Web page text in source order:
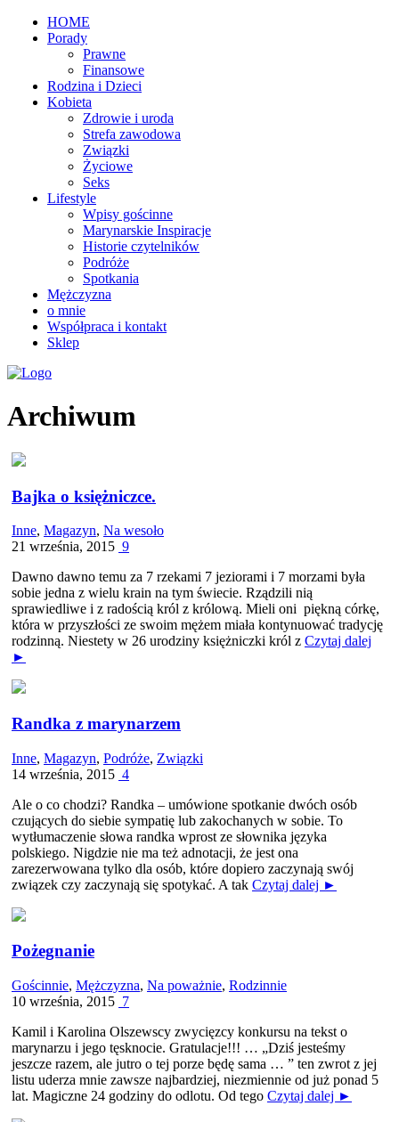
HOME
Porady
Prawne
Finansowe
Rodzina i Dzieci
Kobieta
Zdrowie i uroda
Strefa zawodowa
Związki
Życiowe
Seks
Lifestyle
Wpisy gościnne
Marynarskie Inspiracje
Historie czytelników
Podróże
Spotkania
Mężczyzna
o mnie
Współpraca i kontakt
Sklep
Archiwum
Bajka o księżniczce.
Inne, Magazyn, Na wesoło
21 września, 2015 9
Dawno dawno temu za 7 rzekami 7 jeziorami i 7 morzami była
sobie jedna z wielu krain na tym świecie. Rządzili nią
sprawiedliwe i z radością król z królową. Mieli oni piękną córkę,
która w przyszłości ze swoim mężem miała kontynuować tradycję
rodzinną. Niestety w 26 urodziny księżniczki król z Czytaj dalej
►
Randka z marynarzem
Inne, Magazyn, Podróże, Związki
14 września, 2015 4
Ale o co chodzi? Randka – umówione spotkanie dwóch osób
czujących do siebie sympatię lub zakochanych w sobie. To
wytłumaczenie słowa randka wprost ze słownika języka
polskiego. Nigdzie nie ma też adnotacji, że jest ona
zarezerwowana tylko dla osób, które dopiero zaczynają swój
związek czy zaczynają się spotykać. A tak Czytaj dalej ►
Pożegnanie
Gościnnie, Mężczyzna, Na poważnie, Rodzinnie
10 września, 2015 7
Kamil i Karolina Olszewscy zwycięzcy konkursu na tekst o
marynarzu i jego tęsknocie. Gratulacje!!! … „Dziś jesteśmy
jeszcze razem, ale jutro o tej porze będę sama … ” ten zwrot z jej
listu uderza mnie zawsze najbardziej, niezmiennie od już ponad 5
lat. Magiczne 24 godziny do odlotu. Od tego Czytaj dalej ►